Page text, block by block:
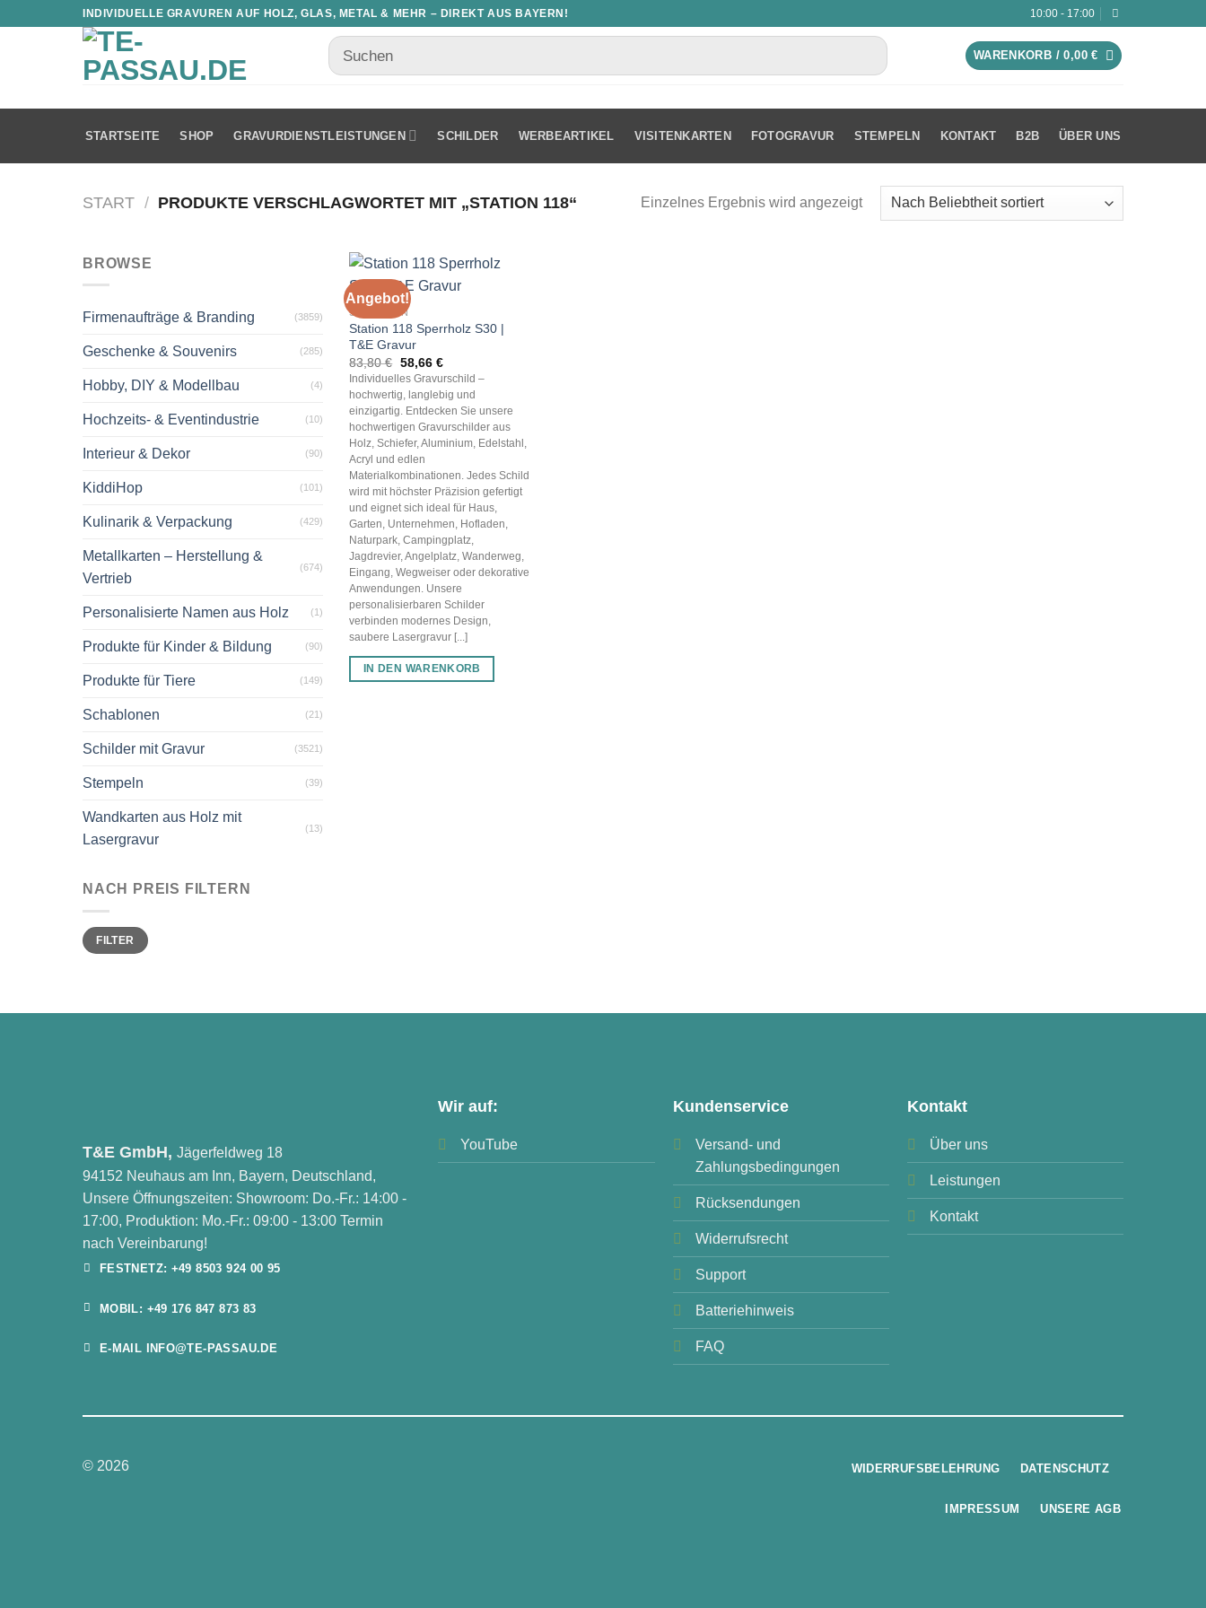
INDIVIDUELLE GRAVUREN AUF HOLZ, GLAS, METAL & MEHR – DIREKT AUS BAYERN! 10:00 - 17:00
WARENKORB /0,00€
STARTSEITE SHOP GRAVURDIENSTLEISTUNGEN SCHILDER WERBEARTIKEL VISITENKARTEN FOTOGRAVUR STEMPELN KONTAKT B2B ÜBER UNS
START / PRODUKTE VERSCHLAGWORTET MIT „STATION 118“ Einzelnes Ergebnis wird angezeigt
BROWSE
Firmenaufträge & Branding (3859)
Geschenke & Souvenirs (285)
Hobby, DIY & Modellbau (4)
Hochzeits- & Eventindustrie (10)
Interieur & Dekor (90)
KiddiHop (101)
Kulinarik & Verpackung (429)
Metallkarten – Herstellung &
Vertrieb
(674)
Personalisierte Namen aus Holz (1)
Produkte für Kinder & Bildung (90)
Produkte für Tiere (149)
Schablonen (21)
Schilder mit Gravur (3521)
Stempeln (39)
Wandkarten aus Holz mit
Lasergravur
(13)
NACH PREIS FILTERN
Min.
Preis
Max.
PreisFILTER
Angebot!
STATIONEN
Station 118 Sperrholz S30 |
T&E Gravur
83,80€ Ursprünglicher
Preis
war:
83,80 €
58,66 €Aktueller
Preis
ist:
58,66 €.
Individuelles Gravurschild –
hochwertig, langlebig und
einzigartig. Entdecken Sie unsere
hochwertigen Gravurschilder aus
Holz, Schiefer, Aluminium, Edelstahl,
Acryl und edlen
Materialkombinationen. Jedes Schild
wird mit höchster Präzision gefertigt
und eignet sich ideal für Haus,
Garten, Unternehmen, Hofladen,
Naturpark, Campingplatz,
Jagdrevier, Angelplatz, Wanderweg,
Eingang, Wegweiser oder dekorative
Anwendungen. Unsere
personalisierbaren Schilder
verbinden modernes Design,
saubere Lasergravur [...]
IN DEN WARENKORB
T&E GmbH, Jägerfeldweg 18
94152 Neuhaus am Inn, Bayern, Deutschland,
Unsere Öffnungszeiten: Showroom: Do.-Fr.: 14:00 -
17:00, Produktion: Mo.-Fr.: 09:00 - 13:00 Termin
nach Vereinbarung!
FESTNETZ: +49 8503 924 00 95
MOBIL: +49 176 847 873 83
E-MAIL INFO@TE-PASSAU.DE
Wir auf:
YouTube
Kundenservice
Versand- und
Zahlungsbedingungen
Rücksendungen
Widerrufsrecht
Support
Batteriehinweis
FAQ
Kontakt
Über uns
Leistungen
Kontakt
© 2026 WIDERRUFSBELEHRUNG DATENSCHUTZ
IMPRESSUM UNSERE AGB